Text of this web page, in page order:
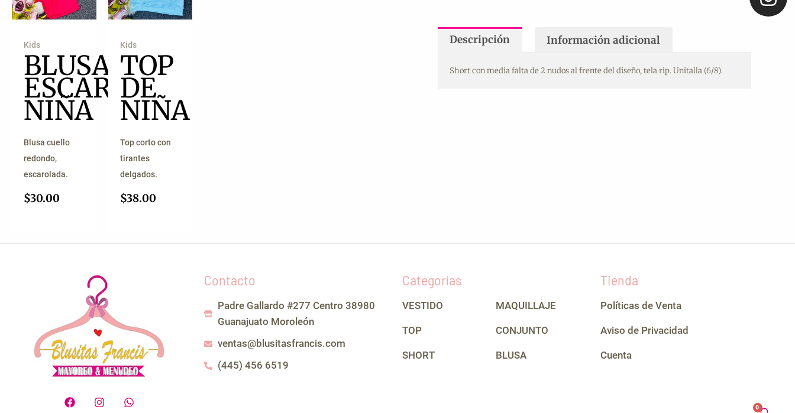
0
Kids
BLUSA
ESCAROLA
NIÑA
Blusa cuello
redondo,
escarolada.
$30.00
Kids
TOP
DE
NIÑA
Top corto con
tirantes
delgados.
$38.00
Descripción Información adicional
Short con media falta de 2 nudos al frente del diseño, tela rip. Unitalla (6/8).
F
a
I
n
W
h
Contacto
Padre Gallardo #277 Centro 38980
Guanajuato Moroleón
ventas@blusitasfrancis.com
(445) 456 6519
Categorías
VESTIDO
TOP
SHORT
MAQUILLAJE
CONJUNTO
BLUSA
Tienda
Políticas de Venta
Aviso de Privacidad
Cuenta